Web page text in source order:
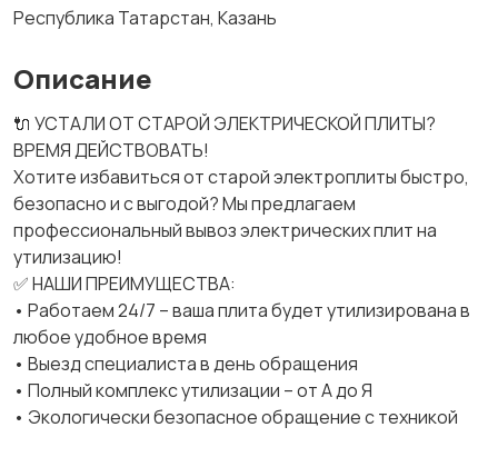
Республика Татарстан, Казань
Описание
🔌 УСТАЛИ ОТ СТАРОЙ ЭЛЕКТРИЧЕСКОЙ ПЛИТЫ?
ВРЕМЯ ДЕЙСТВОВАТЬ!
Хотите избавиться от старой электроплиты быстро,
безопасно и с выгодой? Мы предлагаем
профессиональный вывоз электрических плит на
утилизацию!
✅ НАШИ ПРЕИМУЩЕСТВА:
• Работаем 24/7 – ваша плита будет утилизирована в
любое удобное время
• Выезд специалиста в день обращения
• Полный комплекс утилизации – от А до Я
• Экологически безопасное обращение с техникой